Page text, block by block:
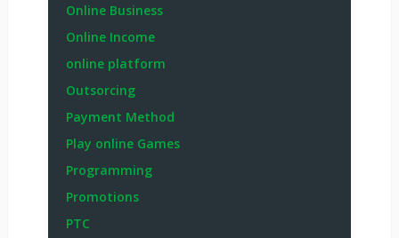
Online Business
Online Income
online platform
Outsorcing
Payment Method
Play online Games
Programming
Promotions
PTC